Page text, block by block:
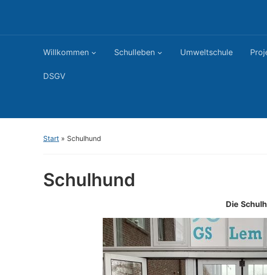
Willkommen Schulleben Umweltschule
DSGV
Start » Schulhund
Schulhund
Die